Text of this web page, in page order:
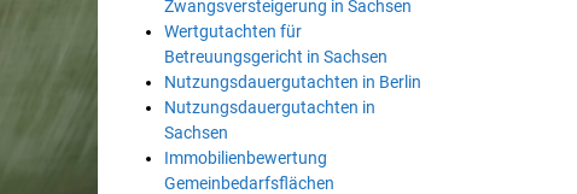
Zwangsversteigerung in Sachsen
Wertgutachten für
Betreuungsgericht in Sachsen
Nutzungsdauergutachten in Berlin
Nutzungsdauergutachten in
Sachsen
Immobilienbewertung
Gemeinbedarfsflächen